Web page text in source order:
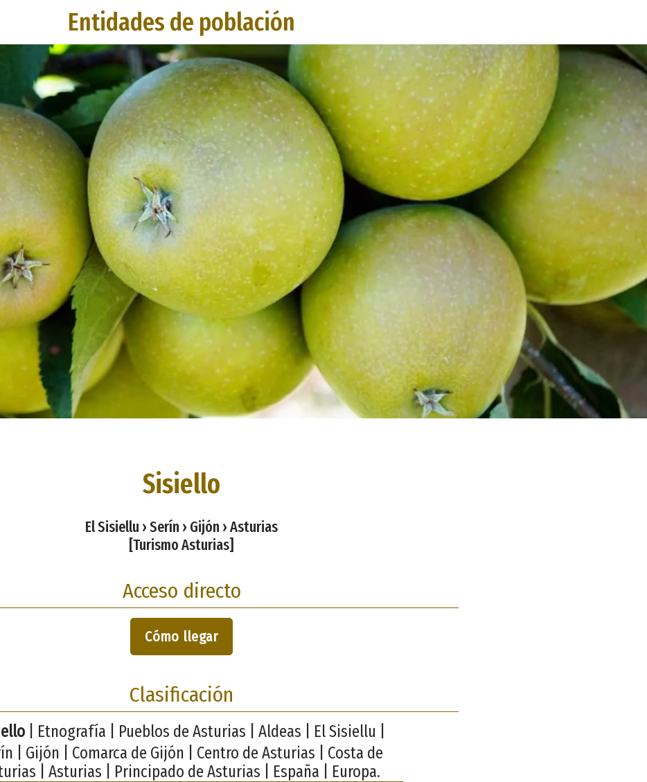
Entidades de población
Sisiello
El Sisiellu › Serín › Gijón › Asturias
[Turismo Asturias]
Acceso directo
Cómo llegar
Clasificación
| Etnografía | Pueblos de Asturias | Aldeas | El Sisiellu |
| Gijón | Comarca de Gijón | Centro de Asturias | Costa de
| Asturias | Principado de Asturias | España | Europa.